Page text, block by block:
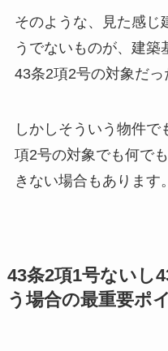
そのような、見た感じ
うでないものが、建築
43条2項2号の対象だっ
しかしそういう物件
項2号の対象でも何で
きない場合もあります。
43条2項1号ないし
う場合の最重要ポ